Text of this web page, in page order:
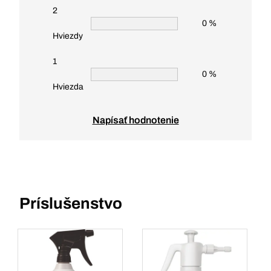
2
Hviezdy
0 %
1
Hviezda
0 %
Napísať hodnotenie
Príslušenstvo